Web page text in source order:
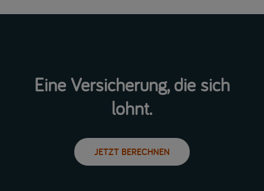
Eine Versicherung, die sich
lohnt.
JETZT BERECHNEN